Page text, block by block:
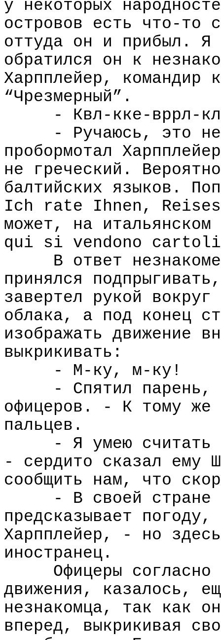
у некоторых
островов есть что-то
оттуда он и прибыл.
обратился он к
Харпплейер, командир
“Чрезмерный”.
- Квл-кке-вррл-
- Ручаюсь, это
пробормотал
не греческий.
балтийских языков.
Ich rate Ihnen,
может, на
qui si vendono
В ответ
принялся
завертел рукой
облака, а под конец
изображать движение
выкрикивать:
- М-ку, м-ку!
- Спятил парень,
офицеров. - К тому же
пальцев.
- Я умею считать
- сердито сказал ему
сообщить нам, что
- В своей стране
предсказывает
Харпплейер, - но
иностранец.
Офицеры
движения, казалось,
незнакомца, так как
вперед, выкрикивая